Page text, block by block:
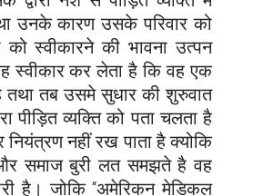
उनके कारण उसके परिवार को
को स्वीकारने की भावना उत्पन
स्वीकार कर लेता है कि वह एक
तथा तब उसमे सुधार की शुरुवात
पीड़ित व्यक्ति को पता चलता है
नहीं रख पाता है क्योकि
समाज बुरी लत समझते है वह
है। जोकि “अमेरिकन मेडिकल